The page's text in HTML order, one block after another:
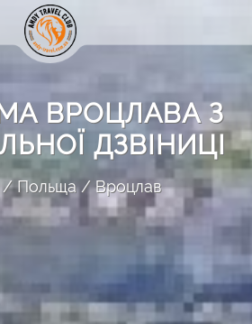
ВРОЦЛАВА З
ДЗВІНИЦІ
Польща Вроцлав